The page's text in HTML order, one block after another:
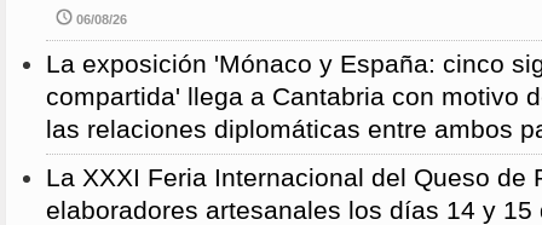
06/08/26
La exposición 'Mónaco y España: cinco
compartida' llega a Cantabria con motivo
las relaciones diplomáticas entre ambos
La XXXI Feria Internacional del Queso de
elaboradores artesanales los días 14 y 15